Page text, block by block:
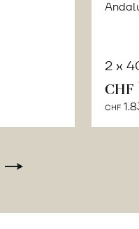
2 x
CHF
CHF